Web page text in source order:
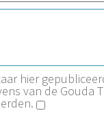
hier
van de Gouda